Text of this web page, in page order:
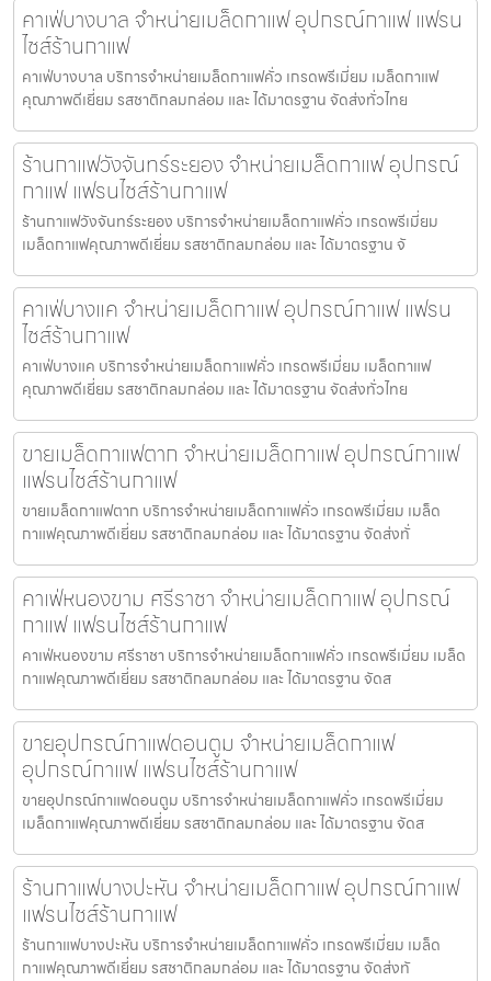
คาเฟ่บางบาล จำหน่ายเมล็ดกาแฟ อุปกรณ์กาแฟ แฟรน
ไชส์ร้านกาแฟ
คาเฟ่บางบาล บริการจำหน่ายเมล็ดกาแฟคั่ว เกรดพรีเมี่ยม เมล็ดกาแฟ
คุณภาพดีเยี่ยม รสชาติกลมกล่อม และ ได้มาตรฐาน จัดส่งทั่วไทย
ร้านกาแฟวังจันทร์ระยอง จำหน่ายเมล็ดกาแฟ อุปกรณ์
กาแฟ แฟรนไชส์ร้านกาแฟ
ร้านกาแฟวังจันทร์ระยอง บริการจำหน่ายเมล็ดกาแฟคั่ว เกรดพรีเมี่ยม
เมล็ดกาแฟคุณภาพดีเยี่ยม รสชาติกลมกล่อม และ ได้มาตรฐาน จั
คาเฟ่บางแค จำหน่ายเมล็ดกาแฟ อุปกรณ์กาแฟ แฟรน
ไชส์ร้านกาแฟ
คาเฟ่บางแค บริการจำหน่ายเมล็ดกาแฟคั่ว เกรดพรีเมี่ยม เมล็ดกาแฟ
คุณภาพดีเยี่ยม รสชาติกลมกล่อม และ ได้มาตรฐาน จัดส่งทั่วไทย
ขายเมล็ดกาแฟตาก จำหน่ายเมล็ดกาแฟ อุปกรณ์กาแฟ
แฟรนไชส์ร้านกาแฟ
ขายเมล็ดกาแฟตาก บริการจำหน่ายเมล็ดกาแฟคั่ว เกรดพรีเมี่ยม เมล็ด
กาแฟคุณภาพดีเยี่ยม รสชาติกลมกล่อม และ ได้มาตรฐาน จัดส่งทั่
คาเฟ่หนองขาม ศรีราชา จำหน่ายเมล็ดกาแฟ อุปกรณ์
กาแฟ แฟรนไชส์ร้านกาแฟ
คาเฟ่หนองขาม ศรีราชา บริการจำหน่ายเมล็ดกาแฟคั่ว เกรดพรีเมี่ยม เมล็ด
กาแฟคุณภาพดีเยี่ยม รสชาติกลมกล่อม และ ได้มาตรฐาน จัดส
ขายอุปกรณ์กาแฟดอนตูม จำหน่ายเมล็ดกาแฟ
อุปกรณ์กาแฟ แฟรนไชส์ร้านกาแฟ
ขายอุปกรณ์กาแฟดอนตูม บริการจำหน่ายเมล็ดกาแฟคั่ว เกรดพรีเมี่ยม
เมล็ดกาแฟคุณภาพดีเยี่ยม รสชาติกลมกล่อม และ ได้มาตรฐาน จัดส
ร้านกาแฟบางปะหัน จำหน่ายเมล็ดกาแฟ อุปกรณ์กาแฟ
แฟรนไชส์ร้านกาแฟ
ร้านกาแฟบางปะหัน บริการจำหน่ายเมล็ดกาแฟคั่ว เกรดพรีเมี่ยม เมล็ด
กาแฟคุณภาพดีเยี่ยม รสชาติกลมกล่อม และ ได้มาตรฐาน จัดส่งทั